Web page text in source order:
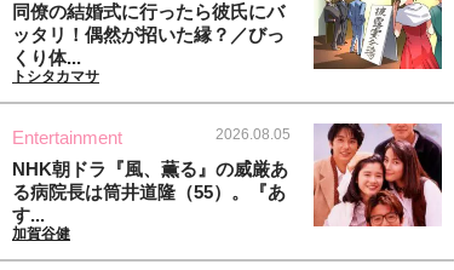
同僚の結婚式に行ったら彼氏にバ
ッタリ！偶然が招いた縁？／びっ
くり体...
トシタカマサ
Entertainment 2026.08.05
NHK朝ドラ『風、薫る』の威厳あ
る病院長は筒井道隆（55）。『あ
す...
加賀谷健